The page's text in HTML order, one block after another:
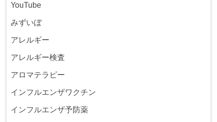
YouTube
みずいぼ
アレルギー
アレルギー検査
アロマテラピー
インフルエンザワクチン
インフルエンザ予防薬